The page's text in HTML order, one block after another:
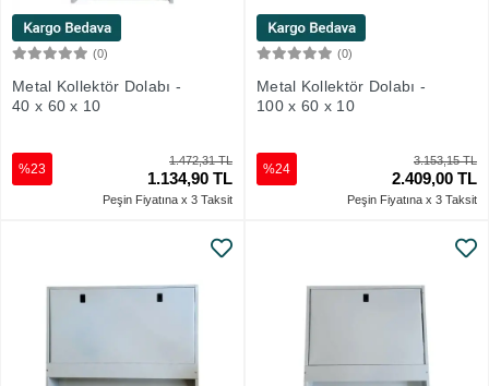
(0)
Metal Kollektör Dolabı -
40 x 60 x 10
1.472,31 TL
1.134,90 TL
%23
Peşin Fiyatına x 3 Taksit
(0)
Metal Kollektör Dolabı -
100 x 60 x 10
3.153,15 TL
2.409,00 TL
%24
Peşin Fiyatına x 3 Taksit